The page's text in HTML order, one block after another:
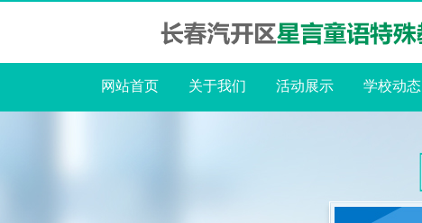
网站首页 关于我们 活动展示 学校动态